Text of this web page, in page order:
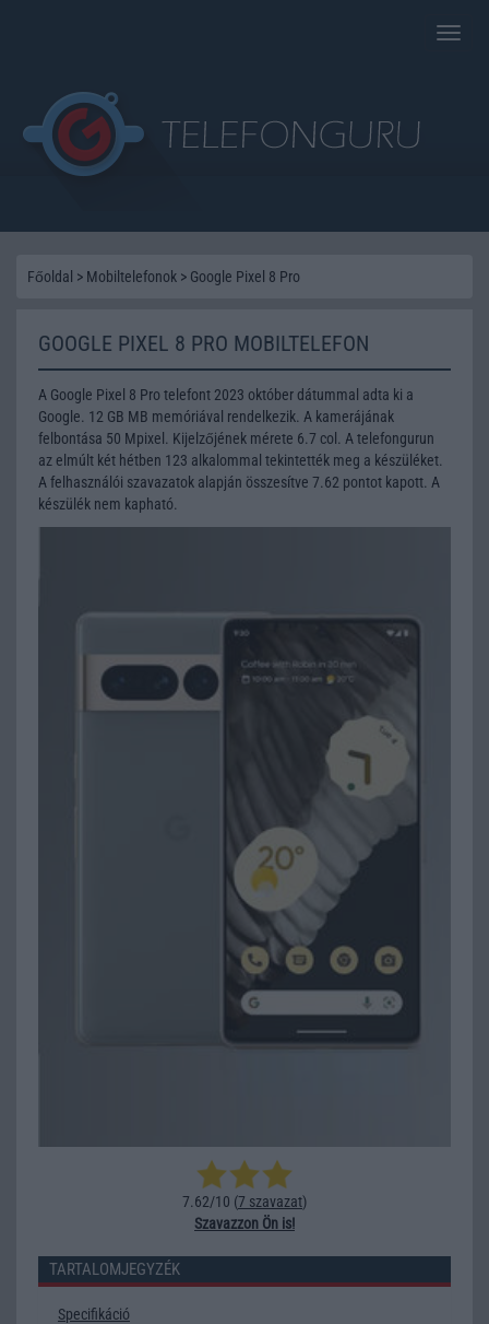
Toggle
Főoldal > Mobiltelefonok > Google Pixel 8 Pro
GOOGLE PIXEL 8 PRO MOBILTELEFON
A Google Pixel 8 Pro telefont 2023 október dátummal adta ki a
Google. 12 GB MB memóriával rendelkezik. A kamerájának
felbontása 50 Mpixel. Kijelzőjének mérete 6.7 col. A telefongurun
az elmúlt két hétben 123 alkalommal tekintették meg a készüléket.
A felhasználói szavazatok alapján összesítve 7.62 pontot kapott. A
készülék nem kapható.
7.62/10 (7 szavazat)
Szavazzon Ön is!
TARTALOMJEGYZÉK
Specifikáció